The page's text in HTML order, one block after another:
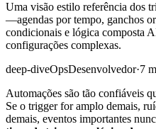
Uma visão estilo referência dos
—agendas por tempo, ganchos
condicionais e lógica composta
configurações complexas.
deep-diveOpsDesenvolvedor·7
Automações são tão confiáveis
Se o trigger for amplo demais,
demais, eventos importantes